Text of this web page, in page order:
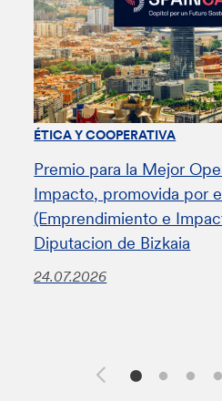
ÉTICA Y COOPERATIVA
Premio para la Mejor
Impacto, promovida por
(Emprendimiento e
Diputacion de Bizkaia
24.07.2026